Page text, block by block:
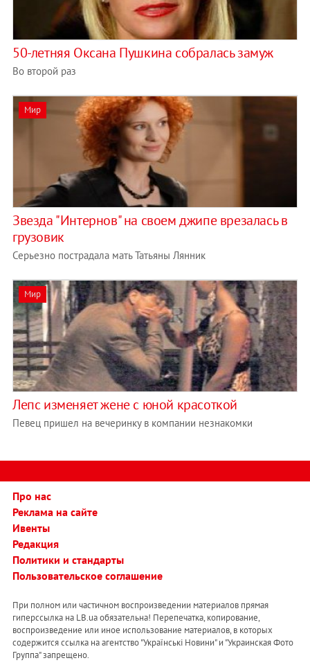
50-летняя Оксана Пушкина собралась замуж
Во второй раз
Мир
Звезда "Интернов" на своем джипе врезалась в
грузовик
Серьезно пострадала мать Татьяны Лянник
Мир
Лепс изменяет жене с юной красоткой
Певец пришел на вечеринку в компании незнакомки
Про нас
Реклама на сайте
Ивенты
Редакция
Политики и стандарты
Пользовательское соглашение
При полном или частичном воспроизведении материалов прямая
гиперссылка на LB.ua обязательна! Перепечатка, копирование,
воспроизведение или иное использование материалов, в которых
содержится ссылка на агентство "Українськi Новини" и "Украинская Фото
Группа" запрещено.